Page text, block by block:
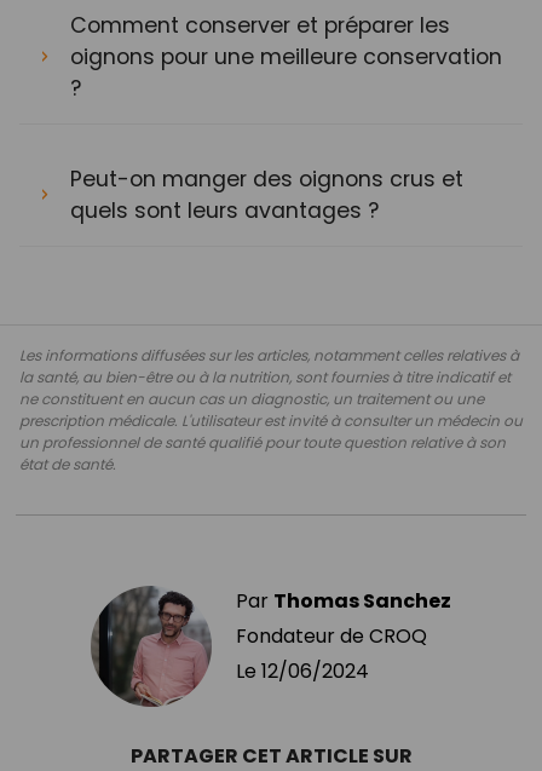
Comment conserver et préparer les
oignons pour une meilleure conservation
?
Peut-on manger des oignons crus et
quels sont leurs avantages ?
Les informations diffusées sur les articles, notamment celles relatives à
la santé, au bien-être ou à la nutrition, sont fournies à titre indicatif et
ne constituent en aucun cas un diagnostic, un traitement ou une
prescription médicale. L'utilisateur est invité à consulter un médecin ou
un professionnel de santé qualifié pour toute question relative à son
état de santé.
Par Thomas Sanchez
Fondateur de CROQ
Le 12/06/2024
PARTAGER CET ARTICLE SUR